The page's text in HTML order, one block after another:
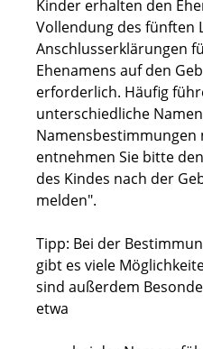
Kinder erhalten den
Vollendung des fünften
Anschlusserklärungen
Ehenamens auf den
erforderlich. Häufig
unterschiedliche
Namensbestimmungen
entnehmen Sie bitte
des Kindes nach der
melden".
Tipp: Bei der
gibt es viele
sind außerdem
etwa